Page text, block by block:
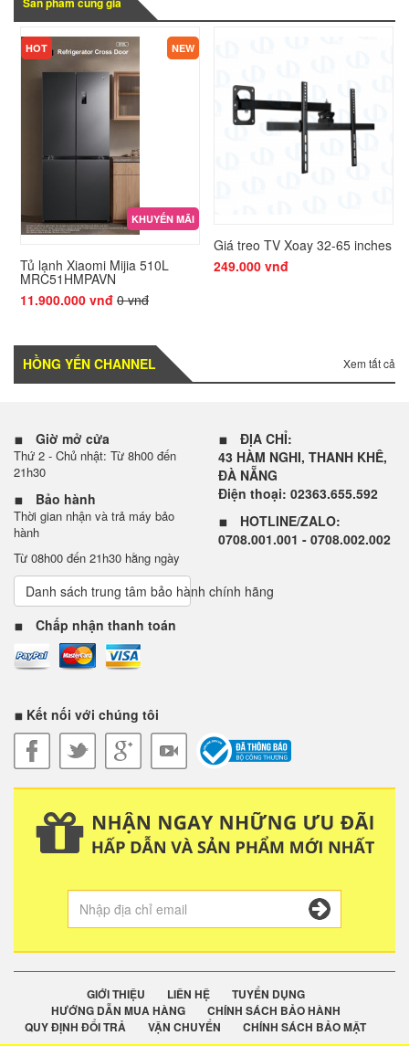
KHUYẾN MÃI
HOT NEW
Tủ lạnh Xiaomi Mijia 510L
MRC51HMPAVN
11.900.000 vnđ 0 vnđ
Giá treo TV Xoay 32-65 inches
249.000 vnđ
HỒNG YẾN CHANNEL Xem tất cả
Giờ mở cửa
Thứ 2 - Chủ nhật: Từ 8h00 đến
21h30
Bảo hành
Thời gian nhận và trả máy bảo
hành
Từ 08h00 đến 21h30 hằng ngày
Danh sách trung tâm bảo hành chính hãng
Chấp nhận thanh toán
ĐỊA CHỈ:
43 HÀM NGHI, THANH KHÊ,
ĐÀ NẴNG
Điện thoại: 02363.655.592
HOTLINE/ZALO:
0708.001.001 - 0708.002.002
Kết nối với chúng tôi
GIỚI THIỆU LIÊN HỆ
TUYỂN DỤNG
HƯỚNG DẪN MUA HÀNG
CHÍNH SÁCH BẢO HÀNH
QUY ĐỊNH ĐỔI TRẢ
VẬN CHUYỂN CHÍNH SÁCH BẢO MẬT